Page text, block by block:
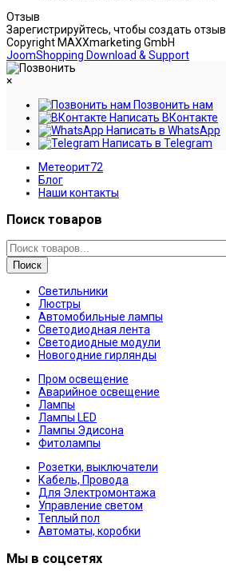
Отзыв
Зарегистрируйтесь, чтобы создать отзыв.
Copyright MAXXmarketing GmbH
JoomShopping Download & Support
×
Позвонить нам
Написать ВКонтакте
Написать в WhatsApp
Написать в Telegram
Метеорит72
Блог
Наши контакты
Поиск товаров
Поиск
Светильники
Люстры
Автомобильные лампы
Светодиодная лента
Светодиодные модули
Новогодние гирлянды
Пром освещение
Аварийное освещение
Лампы
Лампы LED
Лампы Эдисона
Фитолампы
Розетки, выключатели
Кабель, Провода
Для Электромонтажа
Управление светом
Теплый пол
Автоматы, коробки
Мы в соцсетях